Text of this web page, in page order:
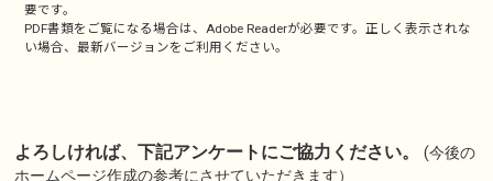
要です。
PDF書類をご覧になる場合は、Adobe Readerが必要です。正しく表示されな
い場合、最新バージョンをご利用ください。